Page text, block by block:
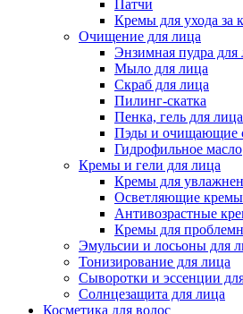
Патчи
Кремы для ухода за
Очищение для лица
Энзимная пудра для
Мыло для лица
Скраб для лица
Пилинг-скатка
Пенка, гель для лица
Пэды и очищающие
Гидрофильное масло
Кремы и гели для лица
Кремы для
Осветляющие кремы
Антивозрастные
Кремы для
Эмульсии и лосьоны для
Тонизирование для лица
Сыворотки и эссенции
Солнцезащита для лица
Косметика для волос